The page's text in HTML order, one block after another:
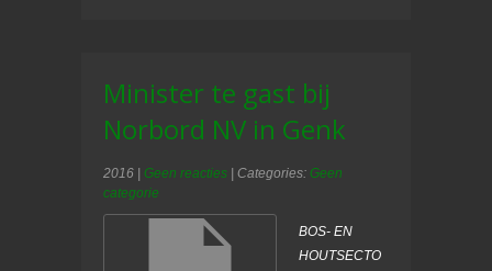
Minister te gast bij
Norbord NV in Genk
2016 Geen reacties | Categories: Geen
categorie
BOS- EN
HOUTSECTO